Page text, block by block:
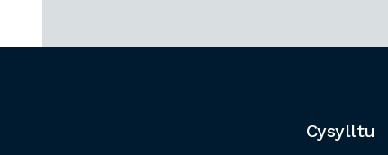
Cysylltu